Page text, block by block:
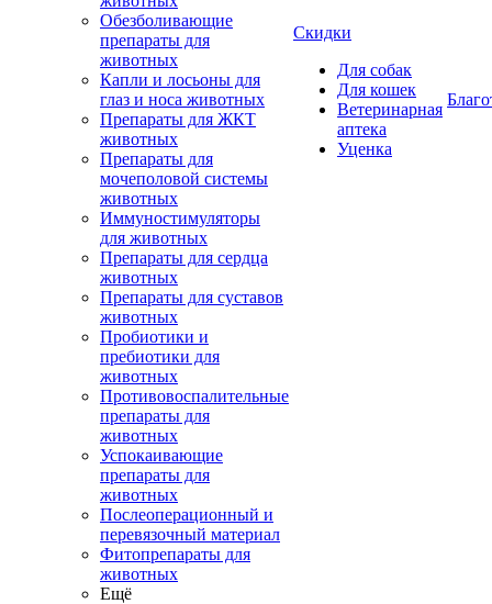
Обезболивающие
препараты для
животных
Капли и лосьоны для
глаз и носа животных
Препараты для ЖКТ
животных
Препараты для
мочеполовой системы
животных
Иммуностимуляторы
для животных
Препараты для сердца
животных
Препараты для суставов
животных
Пробиотики и
пребиотики для
животных
Противовоспалительные
препараты для
животных
Успокаивающие
препараты для
животных
Послеоперационный и
перевязочный материал
Фитопрепараты для
животных
Ещё
Скидки
Для собак
Для кошек
Ветеринарная
аптека
Уценка